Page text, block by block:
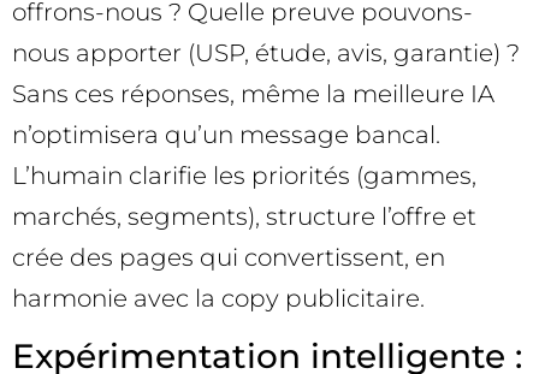
offrons-nous ? Quelle preuve pouvons-
nous apporter (USP, étude, avis, garantie) ?
Sans ces réponses, même la meilleure IA
n’optimisera qu’un message bancal.
L’humain clarifie les priorités (gammes,
marchés, segments), structure l’offre et
crée des pages qui convertissent, en
harmonie avec la copy publicitaire.
Expérimentation intelligente :